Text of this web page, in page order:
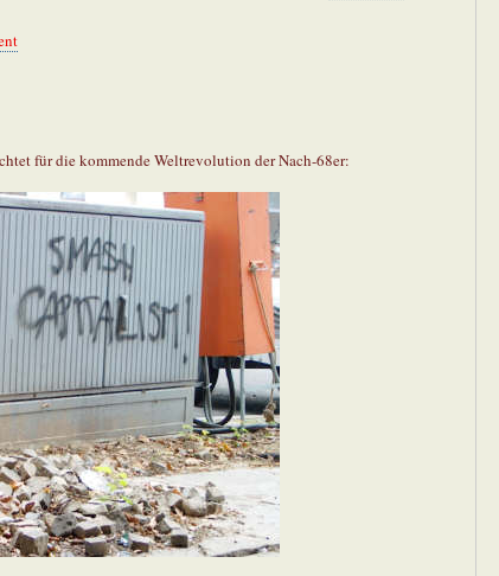
für die kommende Weltrevolution der Nach-68er: